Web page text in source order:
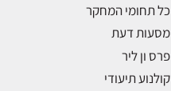
כל תחומי המחקר
מסעות דעת
פרס ון ליר
קולנוע תיעודי